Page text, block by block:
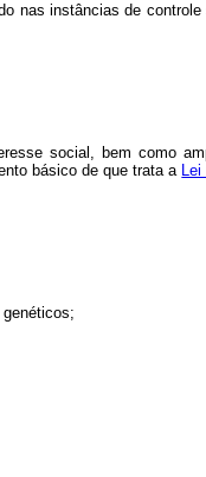
nas instâncias de
social, bem como
básico de que trata a